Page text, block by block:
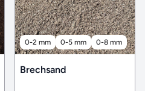
0-2 mm 0-5 mm 0-8 mm
Brechsand